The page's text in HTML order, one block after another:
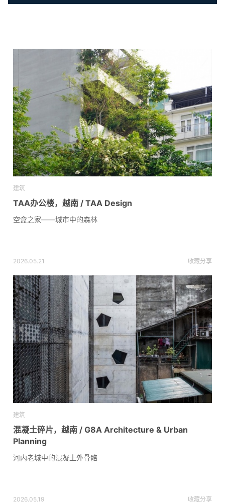
建筑
TAA办公楼，越南 / TAA Design
空盒之家——城市中的森林
2026.05.21 收藏分享
建筑
混凝土碎片，越南 / G8A Architecture & Urban
Planning
河内老城中的混凝土外骨骼
2026.05.19 收藏分享